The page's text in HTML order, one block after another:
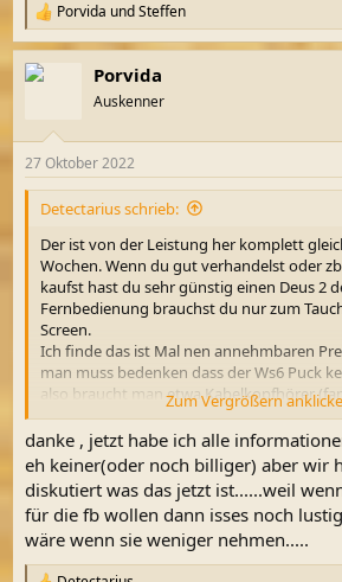
R
e
a
k
e
n
Porvida undSteffen
Porvida
Auskenner
27 Oktober 2022
Detectarius schrieb:
Der ist von der Leistung her komplett
Wochen. Wenn du gut verhandelst oder
kaufst hast du sehr günstig einen Deus 2
Fernbedienung brauchst du nur zum
Screen.
Ich finde das ist Mal nen annehmbaren
man muss bedenken dass der Ws6 Puck
also braucht man etwa Kabelkopfhörer
prickelnd oder noch nen wsa2 Kopfhörer
Laufe hier mit Kollegen die einen full Deus
gesagt die Leistung ist gleich. Die beißen
Hintern 700€ mehr gezahlt zu haben
Zum Vergrößern
danke , jetzt habe ich alle
eh keiner(oder noch billiger) aber wir
diskutiert was das jetzt ist......weil
für die fb wollen dann isses noch
wäre wenn sie weniger nehmen.....